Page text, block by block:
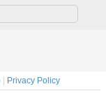
| Privacy Policy